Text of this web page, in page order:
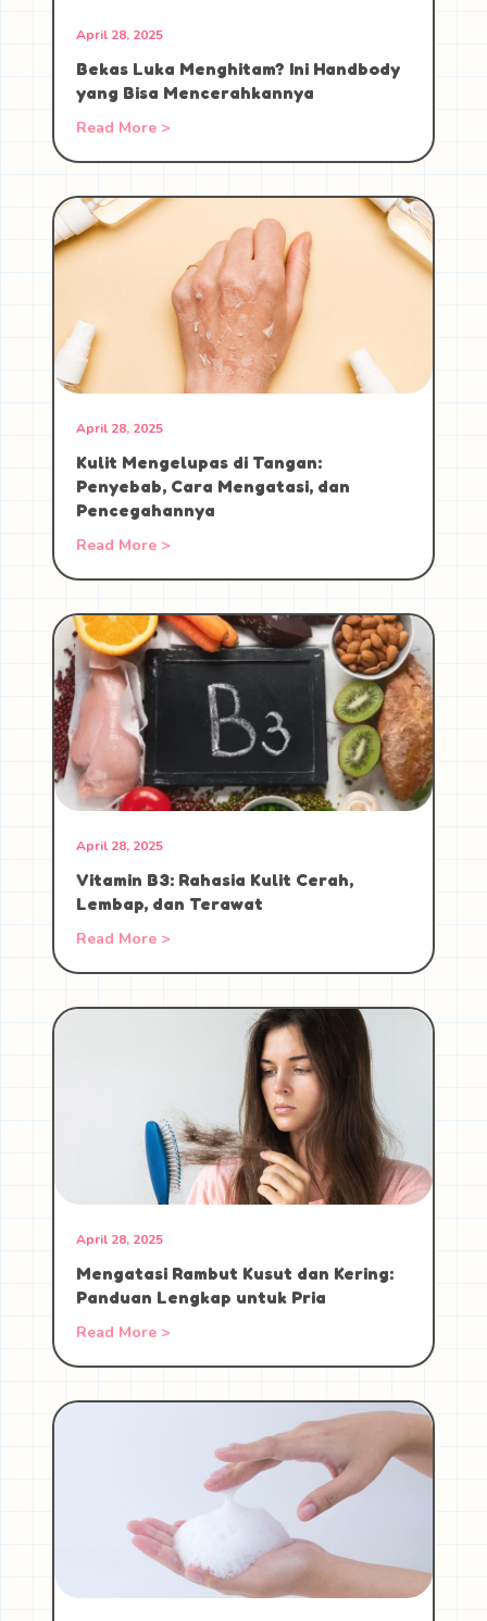
April 28, 2025
Bekas Luka Menghitam? Ini Handbody
yang Bisa Mencerahkannya
Read More >
April 28, 2025
Kulit Mengelupas di Tangan:
Penyebab, Cara Mengatasi, dan
Pencegahannya
Read More >
April 28, 2025
Vitamin B3: Rahasia Kulit Cerah,
Lembap, dan Terawat
Read More >
April 28, 2025
Mengatasi Rambut Kusut dan Kering:
Panduan Lengkap untuk Pria
Read More >